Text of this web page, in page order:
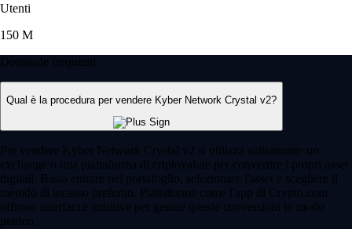
Utenti
150 M
Domande frequenti
Qual è la procedura per vendere Kyber Network Crystal v2?
Per vendere Kyber Network Crystal v2 si utilizza solitamente un
exchange o una piattaforma di criptovalute per convertire i propri asset
digitali. Basta entrare nel portafoglio, selezionare l'asset e scegliere il
metodo di incasso preferito. Piattaforme come l'app di Crypto.com
offrono interfacce intuitive per gestire queste conversioni in modo
pratico.